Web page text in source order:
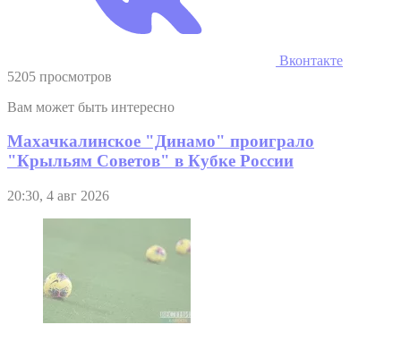
Вконтакте
5205 просмотров
Вам может быть интересно
Махачкалинское "Динамо" проиграло
"Крыльям Советов" в Кубке России
20:30, 4 авг 2026